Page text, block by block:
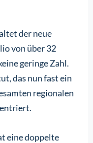
der neue
von über 32
geringe Zahl.
das nun fast ein
regionalen
eine doppelte